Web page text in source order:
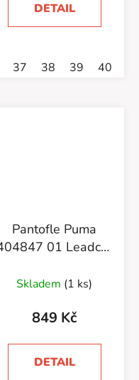
42
DETAIL
37 38 39 40
Pantofle Puma
01 Leadcat
Skladem (1 ks)
849 Kč
DETAIL